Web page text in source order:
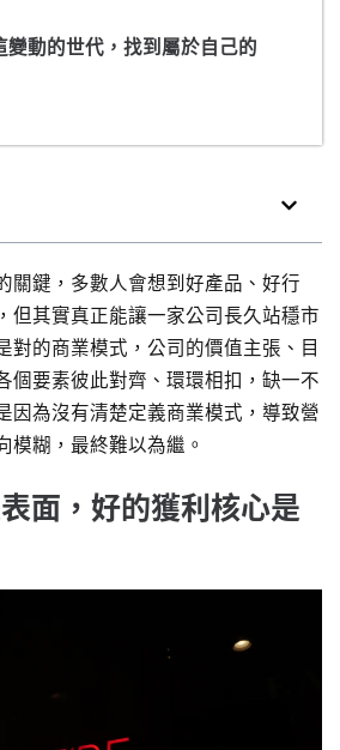
變動的世代，找到屬於自己的
關鍵，多數人會想到好產品、好行
但其實真正能讓一家公司長久站穩市
對的商業模式，公司的價值主張、目
個要素彼此對齊、環環相扣，缺一不
因為沒有清楚定義商業模式，導致營
模糊，最終難以為繼。
面，好的獲利核心是